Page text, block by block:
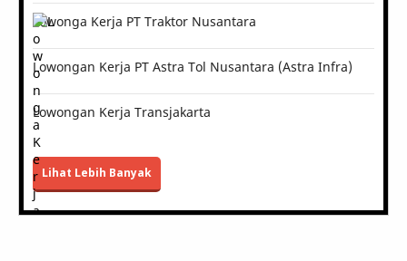
Lowonga Kerja PT Traktor Nusantara
Lowongan Kerja PT Astra Tol Nusantara (Astra Infra)
Lowongan Kerja Transjakarta
Lihat Lebih Banyak